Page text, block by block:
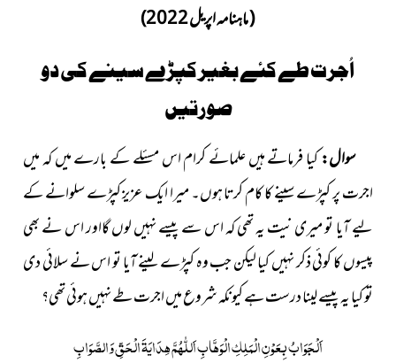
( ماہنامہ اپریل 2022)
اُجرت طے کئے بغیر کپڑے سینے کی دو
صورتیں
سوال:کیا فرماتے ہیں علمائے کرام اس مسئلے کے بارے میں کہ میں
اجرت پر کپڑے سینے کا کام کرتا ہوں۔ میرا ایک عزیز کپڑے سلوانے کے
لیے آیا تو میری نیت یہ تھی کہ اس سے پیسے نہیں لوں گااور اس نے بھی
پیسوں کا کوئی ذکر نہیں کیا لیکن جب وہ کپڑے لینے آیا تو اس نے سلائی دی
تو کیا یہ پیسے لینا درست ہے کیونکہ شروع میں اجرت طے نہیں ہوئی تھی؟
اَلْجَوَابُ بِعَوْنِ الْمَلِکِ الْوَھَّابِ اَللّٰھُمَّ ھِدَایَۃَ الْحَقِّ وَالصَّوَابِ